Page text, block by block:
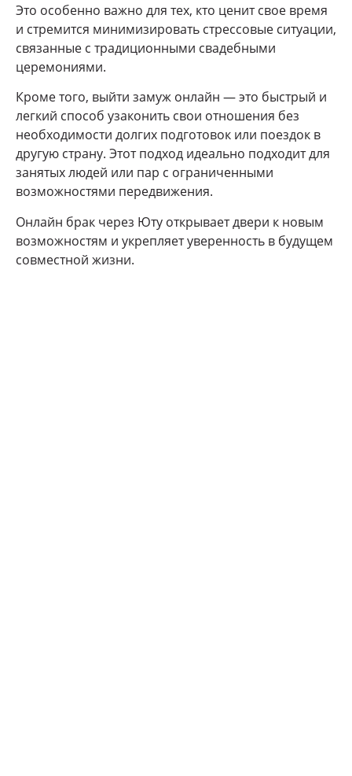
Это особенно важно для тех, кто ценит свое время
и стремится минимизировать стрессовые ситуации,
связанные с традиционными свадебными
церемониями.
Кроме того, выйти замуж онлайн — это быстрый и
легкий способ узаконить свои отношения без
необходимости долгих подготовок или поездок в
другую страну. Этот подход идеально подходит для
занятых людей или пар с ограниченными
возможностями передвижения.
Онлайн брак через Юту открывает двери к новым
возможностям и укрепляет уверенность в будущем
совместной жизни.